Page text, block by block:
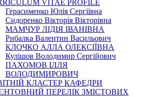
VITAE PROFILE
Герасименко Юлія Сергіївна
Сидоренко Вікторія Вікторівна
МАМЧУР ЛІДІЯ ІВАНІВНА
Рибалка Валентин Васильович
КЛОЧКО АЛЛА ОЛЕКСІЇВНА
Кулішов Володимир Сергійович
ПАХОМОВ ІЛЛЯ
ВОЛОДИМИРОВИЧ
КЛАСТЕР КАФЕДРИ
ПЕРЕЛІК ЗМІСТОВИХ